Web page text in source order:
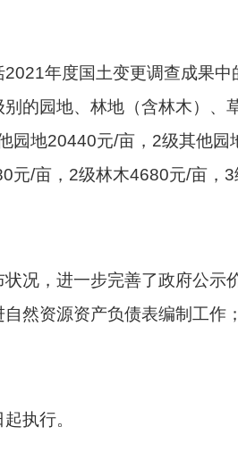
年度国土变更调查成果
的园地、林地（含林木）
地20440元/亩，2级其他
/亩，2级林木4680元/亩
况，进一步完善了政府公
然资源资产负债表编制工
执行。